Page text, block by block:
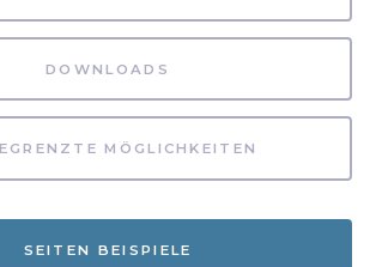
DOWNLOADS
MÖGLICHKEITEN
SEITEN BEISPIELE